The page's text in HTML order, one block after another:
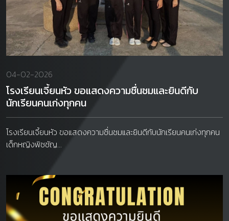
04-02-2026
โรงเรียนเจี้ยนหัว ขอแสดงความชื่นชมและยินดีกับ
นักเรียนคนเก่งทุกคน
โรงเรียนเจี้ยนหัว ขอแสดงความชื่นชมและยินดีกับนักเรียนคนเก่งทุกคน
เด็กหญิงพิชชัญ...